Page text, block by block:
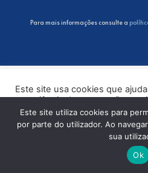
Para mais informações consulte a
Este site usa cookies que
experiência de navegação no
“Aceitar” ou continuar a
concorda com o uso de
Este site utiliza cookies para
por parte do utilizador. Ao
sua
Ok